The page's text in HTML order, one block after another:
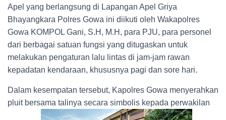
Apel yang berlangsung di Lapangan Apel Griya
Bhayangkara Polres Gowa ini diikuti oleh Wakapolres
Gowa KOMPOL Gani, S.H, M.H, para PJU, para personel
dari berbagai satuan fungsi yang ditugaskan untuk
melakukan pengaturan lalu lintas di jam-jam rawan
kepadatan kendaraan, khususnya pagi dan sore hari.
Dalam kesempatan tersebut, Kapolres Gowa menyerahkan
pluit bersama talinya secara simbolis kepada perwakilan